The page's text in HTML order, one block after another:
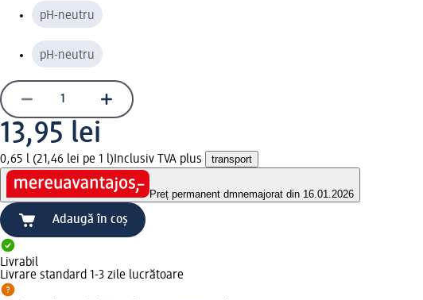
pH-neutru
pH-neutru
13,95 lei
0,65 l (21,46 lei pe 1 l) Inclusiv TVA plus transport
Preț permanent dmnemajorat din 16.01.2026
Adaugă în coș
Livrabil
Livrare standard 1-3 zile lucrătoare